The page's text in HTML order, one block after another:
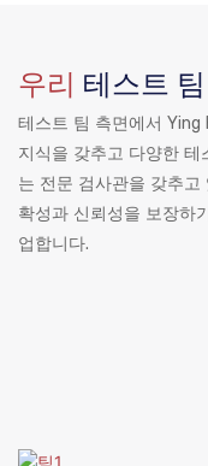
우리 테스트 팀
테스트 팀 측면에서
지식을 갖추고 다양한
는 전문 검사관을 갖추고
확성과 신뢰성을 보장하
업합니다.